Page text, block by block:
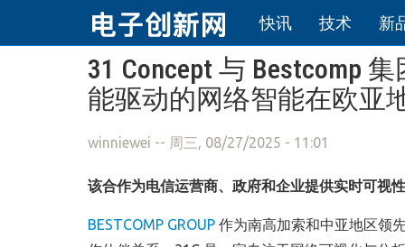
跳转到主要内容
快讯 技术 新
31 Concept 与 Bestcomp
能驱动的网络智能在欧亚
winniewei -- 周三, 08/27/2025 - 11:01
该合作为电信运营商、政府和企业提供实时可视
BESTCOMP GROUP 作为南高加索和中亚地区领